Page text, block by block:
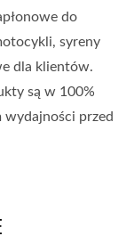
do
syreny
dla klientów.
są w 100%
wydajności przed